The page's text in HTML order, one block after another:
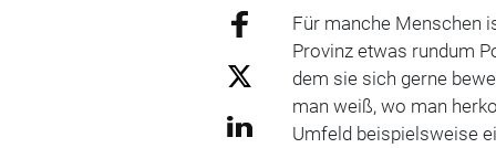
Für manche Menschen
Provinz etwas rundum
dem sie sich gerne
man weiß, wo man
Umfeld beispielsweise